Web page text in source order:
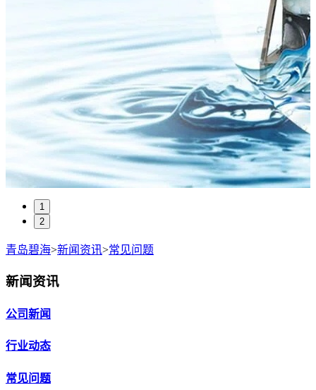
1
2
青岛碧海>新闻资讯>常见问题
新闻资讯
公司新闻
行业动态
常见问题